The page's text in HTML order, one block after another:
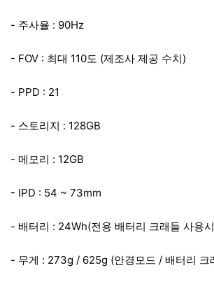
- 주사율 : 90Hz
- FOV : 최대 110도 (제조사 제공 수치)
- PPD : 21
- 스토리지 : 128GB
- 메모리 : 12GB
- IPD : 54 ~ 73mm
- 배터리 : 24Wh(전용 배터리 크래들 사용
- 무게 : 273g / 625g (안경모드 / 배터리 크